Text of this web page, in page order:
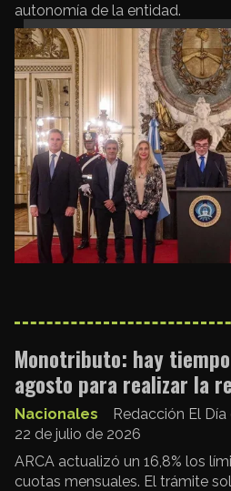
autonomía de la entidad.
Monotributo: hay
agosto para realizar la
Redacción El Día
Nacionales
22 de julio de 2026
ARCA actualizó un 16,8% los
cuotas mensuales. El trámite